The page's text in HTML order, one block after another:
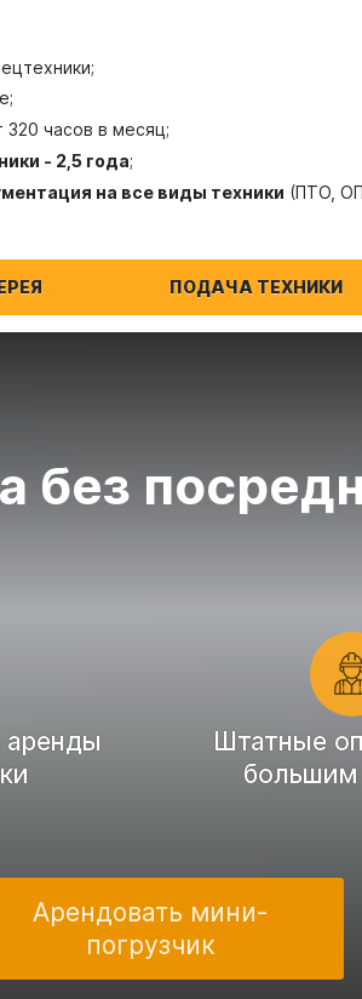
320 часов в месяц;
- 2,5 года;
на все виды техники (ПТО,
ПОДАЧА ТЕХНИКИ
без
аренды
Штатные
Арендовать мини-
погрузчик